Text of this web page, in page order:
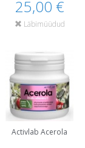
25,00 €
Läbimüüdud
Activlab Acerola